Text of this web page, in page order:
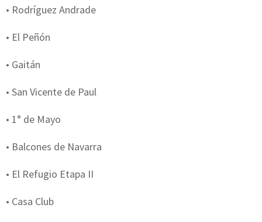
• Rodríguez Andrade
• El Peñón
• Gaitán
• San Vicente de Paul
• 1° de Mayo
• Balcones de Navarra
• El Refugio Etapa II
• Casa Club